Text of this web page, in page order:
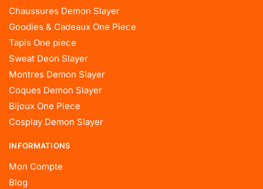
Chaussures Demon Slayer
Goodies & Cadeaux One Piece
Tapis One piece
Sweat Deon Slayer
Montres Demon Slayer
Coques Demon Slayer
Bijoux One Piece
Cosplay Demon Slayer
INFORMATIONS
Mon Compte
Blog